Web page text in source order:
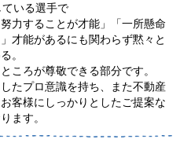
いる選手で
才能」「一所懸命
才能があるにも関わらず黙々と
。
ころが尊敬できる部分です。
たプロ意識を持ち、また不動産
客様にしっかりとしたご提案な
おります。